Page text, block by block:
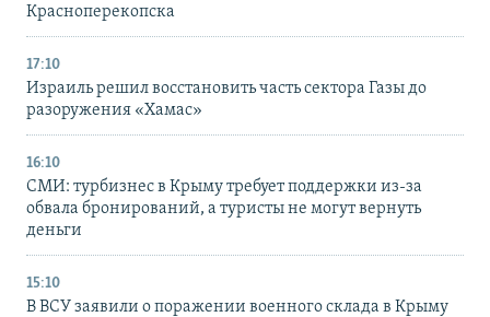
Красноперекопска
17:10
Израиль решил восстановить часть сектора Газы до
разоружения «Хамас»
16:10
СМИ: турбизнес в Крыму требует поддержки из-за
обвала бронирований, а туристы не могут вернуть
деньги
15:10
В ВСУ заявили о поражении военного склада в Крыму